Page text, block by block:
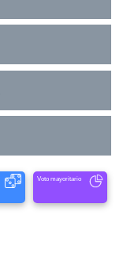
Voto mayoritario